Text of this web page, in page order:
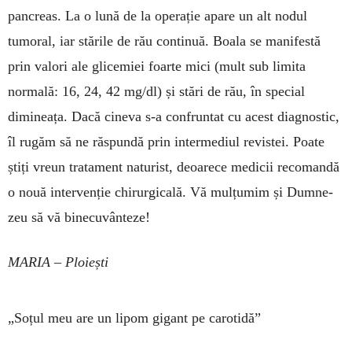
pancreas. La o lună de la operație apare un alt nodul
tumoral, iar stările de rău con­ti­nuă. Boala se manifestă
prin valori ale glicemiei foarte mici (mult sub limita
normală: 16, 24, 42 mg/dl) și stări de rău, în special
dimineața. Dacă cineva s-a confruntat cu acest diag­nostic,
îl ru­găm să ne răspundă prin intermediul revistei. Poate
știți vreun tratament naturist, deoarece medicii reco­mandă
o nouă intervenție chirurgicală. Vă mulțumim și Dumne­
zeu să vă binecuvânteze!
MARIA – Ploiești
„Soțul meu are un lipom gigant pe carotidă”